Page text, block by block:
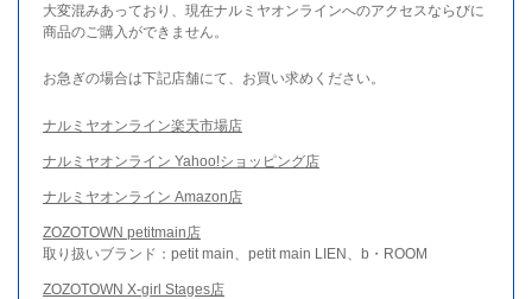
大変混みあっており、現在ナルミヤオンラインへのアクセスならびに
商品のご購入ができません。
お急ぎの場合は下記店舗にて、お買い求めください。
ナルミヤオンライン楽天市場店
ナルミヤオンライン Yahoo!ショッピング店
ナルミヤオンライン Amazon店
ZOZOTOWN petitmain店
取り扱いブランド：petit main、petit main LIEN、b・ROOM
ZOZOTOWN X-girl Stages店